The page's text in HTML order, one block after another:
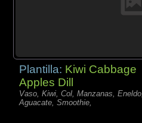
Plantilla: Kiwi Cabbage
Apples Dill
Vaso, Kiwi, Col, Manzanas, Eneldo,
Aguacate, Smoothie,